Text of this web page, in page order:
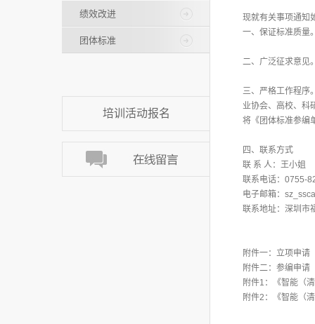
绩效改进
团体标准
培训活动报名
现就有关事项通知
一、保证标准质量
二、广泛征求意见
三、严格工作程序
业协会、高校、科
将《团体标准参编
四、联系方式
联 系 人：王小姐
联系电话：0755-
电子邮箱：
联系地址：深圳市
附件一：立项申请
附件二：参编申请
附件1：《智能（
附件2：《智能（